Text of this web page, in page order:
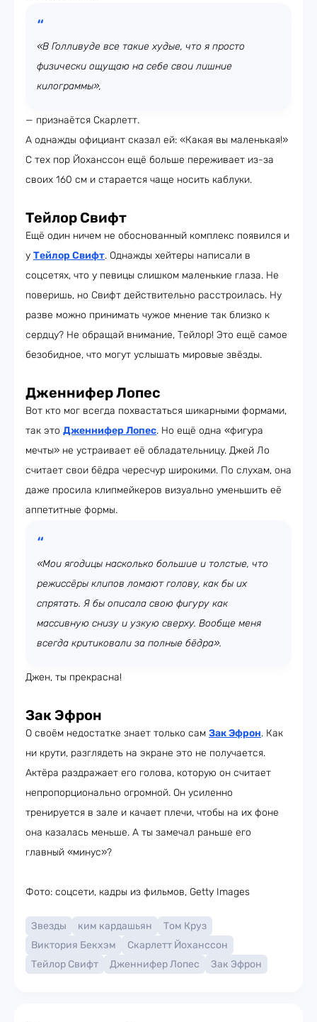
«В Голливуде все такие худые, что я просто
физически ощущаю на себе свои лишние
килограммы»,
— признаётся Скарлетт.
А однажды официант сказал ей: «Какая вы маленькая!»
С тех пор Йоханссон ещё больше переживает из-за
своих 160 см и старается чаще носить каблуки.
Тейлор Свифт
Ещё один ничем не обоснованный комплекс появился и
у Тейлор Свифт. Однажды хейтеры написали в
соцсетях, что у певицы слишком маленькие глаза. Не
поверишь, но Свифт действительно расстроилась. Ну
разве можно принимать чужое мнение так близко к
сердцу? Не обращай внимание, Тейлор! Это ещё самое
безобидное, что могут услышать мировые звёзды.
Дженнифер Лопес
Вот кто мог всегда похвастаться шикарными формами,
так это Дженнифер Лопес. Но ещё одна «фигура
мечты» не устраивает её обладательницу. Джей Ло
считает свои бёдра чересчур широкими. По слухам, она
даже просила клипмейкеров визуально уменьшить её
аппетитные формы.
«Мои ягодицы насколько большие и толстые, что
режиссёры клипов ломают голову, как бы их
спрятать. Я бы описала свою фигуру как
массивную снизу и узкую сверху. Вообще меня
всегда критиковали за полные бёдра».
Джен, ты прекрасна!
Зак Эфрон
О своём недостатке знает только сам Зак Эфрон. Как
ни крути, разглядеть на экране это не получается.
Актёра раздражает его голова, которую он считает
непропорционально огромной. Он усиленно
тренируется в зале и качает плечи, чтобы на их фоне
она казалась меньше. А ты замечал раньше его
главный «минус»?
Фото: соцсети, кадры из фильмов, Getty Images
Звезды ким кардашьян
Том Круз
Виктория Бекхэм
Скарлетт Йоханссон
Тейлор Свифт
Дженнифер Лопес Зак Эфрон